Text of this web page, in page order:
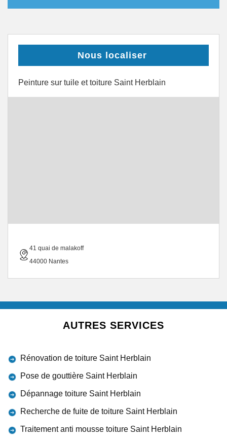
Nous localiser
Peinture sur tuile et toiture Saint Herblain
41 quai de malakoff
44000 Nantes
AUTRES SERVICES
Rénovation de toiture Saint Herblain
Pose de gouttière Saint Herblain
Dépannage toiture Saint Herblain
Recherche de fuite de toiture Saint Herblain
Traitement anti mousse toiture Saint Herblain